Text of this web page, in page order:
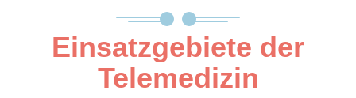
Einsatzgebiete der
Telemedizin